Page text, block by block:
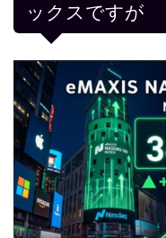
ックスですが